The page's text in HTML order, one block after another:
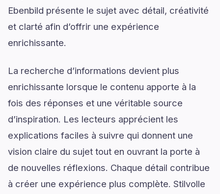
Ebenbild présente le sujet avec détail, créativité
et clarté afin d’offrir une expérience
enrichissante.
La recherche d’informations devient plus
enrichissante lorsque le contenu apporte à la
fois des réponses et une véritable source
d’inspiration. Les lecteurs apprécient les
explications faciles à suivre qui donnent une
vision claire du sujet tout en ouvrant la porte à
de nouvelles réflexions. Chaque détail contribue
à créer une expérience plus complète. Stilvolle